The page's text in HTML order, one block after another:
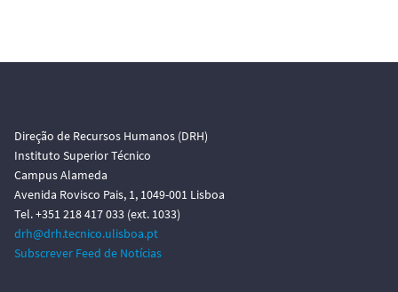
Direção de Recursos Humanos (DRH)
Instituto Superior Técnico
Campus Alameda
Avenida Rovisco Pais, 1, 1049-001 Lisboa
Tel. +351 218 417 033 (ext. 1033)
drh@drh.tecnico.ulisboa.pt
Subscrever Feed de Notícias